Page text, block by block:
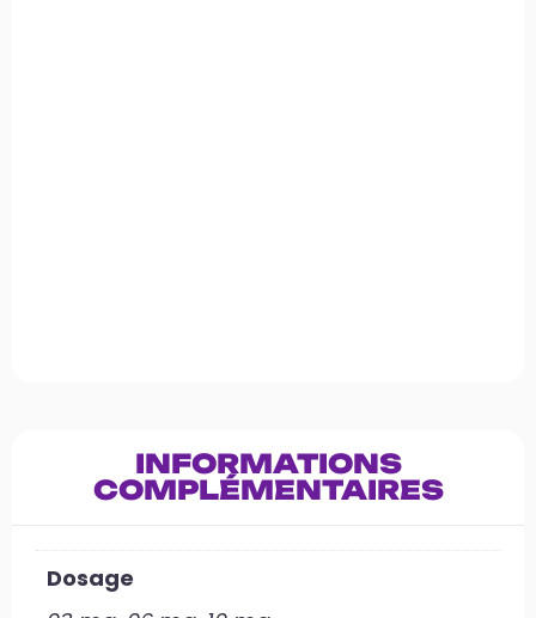
INFORMATIONS
COMPLÉMENTAIRES
Dosage